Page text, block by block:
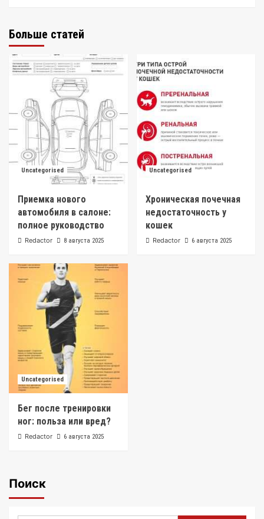
Больше статей
Uncategorised
Приемка нового
автомобиля в салоне:
полное руководство
Redactor 8 августа 2025
Uncategorised
Хроническая почечная
недостаточность у
кошек
Redactor 6 августа 2025
Uncategorised
Бег после тренировки
ног: польза или вред?
Redactor 6 августа 2025
Поиск